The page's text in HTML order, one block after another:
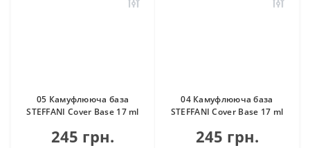
05 Камуфлююча база
STEFFANI Cover Base 17 ml
245 грн.
04 Камуфлююча база
STEFFANI Cover Base 17 ml
245 грн.